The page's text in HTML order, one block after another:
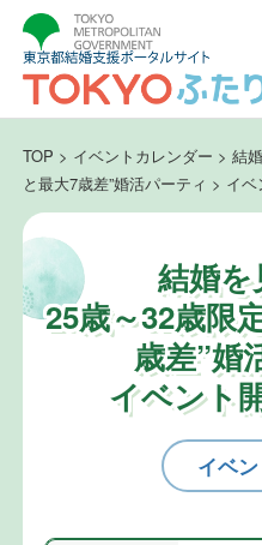
TOP > イベントカレンダー > 結
と最大7歳差”婚活パーティ > イベ
結婚
25歳～32歳限
歳差”婚
イベント
イベ